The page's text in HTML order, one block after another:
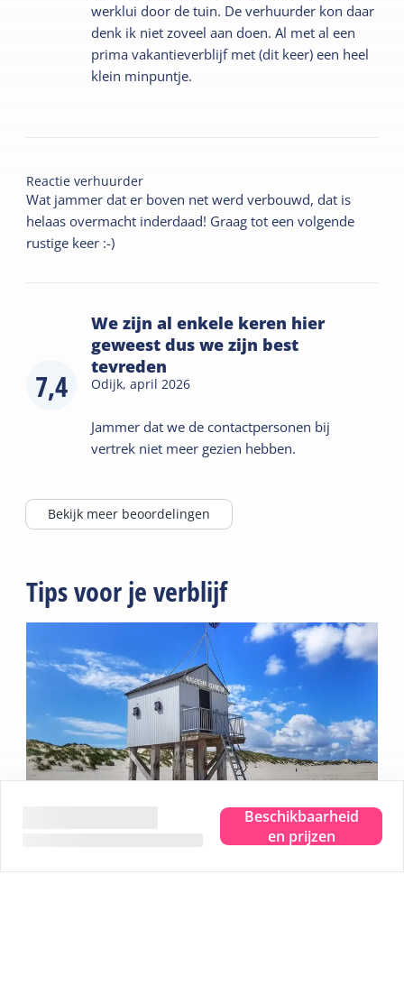
Beschikbaarheid
en prijzen
werklui door de tuin. De verhuurder kon daar
denk ik niet zoveel aan doen. Al met al een
prima vakantieverblijf met (dit keer) een heel
klein minpuntje.
Reactie verhuurder
Wat jammer dat er boven net werd verbouwd, dat is
helaas overmacht inderdaad! Graag tot een volgende
rustige keer :-)
7,4
We zijn al enkele keren hier
geweest dus we zijn best
tevreden
Odijk,april 2026
Jammer dat we de contactpersonen bij
vertrek niet meer gezien hebben.
Bekijk meer beoordelingen
Tips voor je verblijf
Waar je ook bent, je proeft, ziet, hoort, ruikt en voelt de